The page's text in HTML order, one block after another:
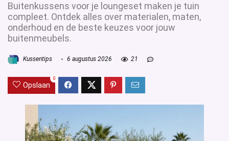
Buitenkussens voor je loungeset maken je tuin
compleet. Ontdek alles over materialen, maten,
onderhoud en de beste keuzes voor jouw
buitenmeubels.
Kussentips 6 augustus 2026 21
Opslaan
0